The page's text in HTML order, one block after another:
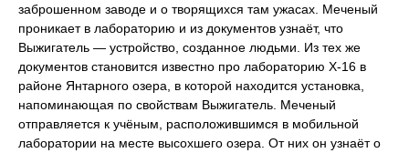
заброшенном заводе и о творящихся там ужасах. Меченый
проникает в лабораторию и из документов узнаёт, что
Выжигатель — устройство, созданное людьми. Из тех же
документов становится известно про лабораторию X-16 в
районе Янтарного озера, в которой находится установка,
напоминающая по свойствам Выжигатель. Меченый
отправляется к учёным, расположившимся в мобильной
лаборатории на месте высохшего озера. От них он узнаёт о